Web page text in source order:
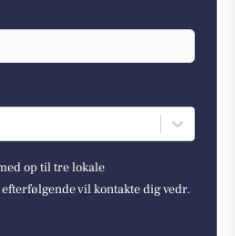
op til tre lokale
vil kontakte dig vedr.